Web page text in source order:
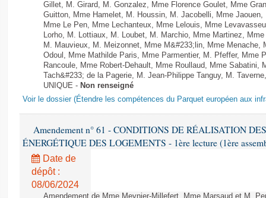
Gillet, M. Girard, M. Gonzalez, Mme Florence Goulet, Mme
Guitton, Mme Hamelet, M. Houssin, M. Jacobelli, Mme
Mme Le Pen, Mme Lechanteux, Mme Lelouis, Mme
Lorho, M. Lottiaux, M. Loubet, M. Marchio, Mme Martinez,
M. Mauvieux, M. Meizonnet, Mme M&#233;lin, Mme Menache,
Odoul, Mme Mathilde Paris, Mme Parmentier, M. Pfeffer, Mme
Rancoule, Mme Robert-Dehault, Mme Roullaud, Mme
Tach&#233; de la Pagerie, M. Jean-Philippe Tanguy, M.
UNIQUE - Non renseigné
Voir le dossier (Étendre les compétences du Parquet européen aux
Amendement n° 61 - CONDITIONS DE RÉALISATION
ÉNERGÉTIQUE DES LOGEMENTS - 1ère lecture (1ère
Date de
dépôt :
08/06/2024
Amendement de Mme Meynier-Millefert, Mme Marsaud et M.